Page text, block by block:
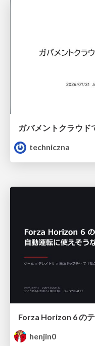
ガバメントクラウド
techniczna
henjin0